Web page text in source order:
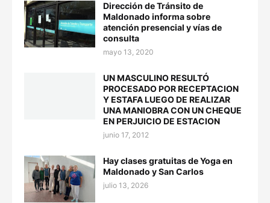
Dirección de Tránsito de
Maldonado informa sobre
atención presencial y vías de
consulta
mayo 13, 2020
UN MASCULINO RESULTÓ
PROCESADO POR RECEPTACION
Y ESTAFA LUEGO DE REALIZAR
UNA MANIOBRA CON UN CHEQUE
EN PERJUICIO DE ESTACION
junio 17, 2012
Hay clases gratuitas de Yoga en
Maldonado y San Carlos
julio 13, 2026